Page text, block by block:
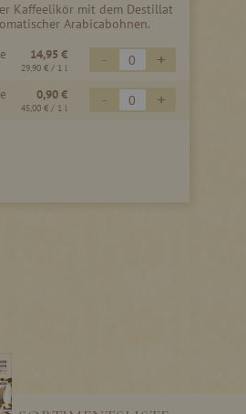
Kaffeelikör mit dem Destillat
Arabicabohnen.
14,95 €
29,90 € / 1 l - +
0,90 €
45,00 € / 1 l - +